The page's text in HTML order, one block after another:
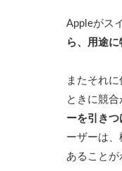
Appleがス
ら、用途
またそれ
ときに競合
ーを引きつ
ーザーは
あることが